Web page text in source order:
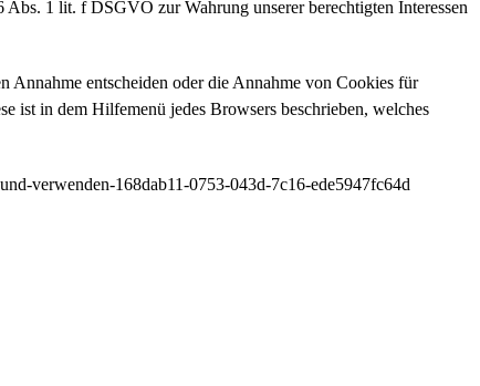
1 lit. f DSGVO zur Wahrung unserer berechtigten Interessen
Annahme entscheiden oder die Annahme von Cookies für
ist in dem Hilfemenü jedes Browsers beschrieben, welches
verwenden-168dab11-0753-043d-7c16-ede5947fc64d